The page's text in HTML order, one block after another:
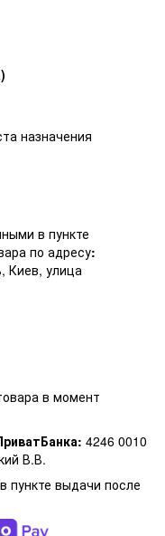
назначения
в пункте
по адресу:
Киев, улица
в момент
4246 0010
В.В.
пункте выдачи после